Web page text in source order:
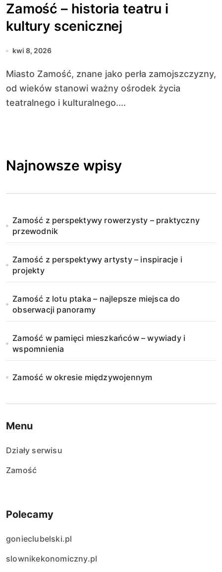
Zamość – historia teatru i
kultury scenicznej
kwi 8, 2026
Miasto Zamość, znane jako perła zamojszczyzny,
od wieków stanowi ważny ośrodek życia
teatralnego i kulturalnego....
Najnowsze wpisy
Zamość z perspektywy rowerzysty – praktyczny
przewodnik
Zamość z perspektywy artysty – inspiracje i
projekty
Zamość z lotu ptaka – najlepsze miejsca do
obserwacji panoramy
Zamość w pamięci mieszkańców – wywiady i
wspomnienia
Zamość w okresie międzywojennym
Menu
Działy serwisu
Zamość
Polecamy
gonieclubelski.pl
slownikekonomiczny.pl